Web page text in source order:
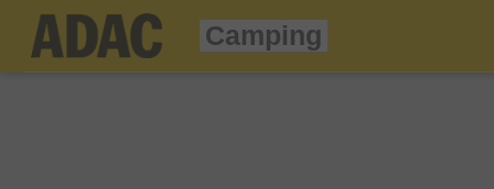
Camping